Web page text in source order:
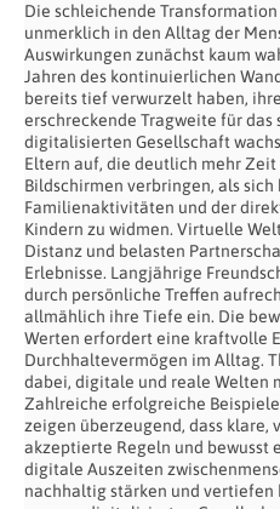
Die schleichende
unmerklich in den Alltag der
Auswirkungen zunächst kaum
Jahren des kontinuierlichen
bereits tief verwurzelt haben,
erschreckende Tragweite für
digitalisierten Gesellschaft
Eltern auf, die deutlich mehr
Bildschirmen verbringen, als
Familienaktivitäten und der
Kindern zu widmen. Virtuelle
Distanz und belasten
Erlebnisse. Langjährige
durch persönliche Treffen
allmählich ihre Tiefe ein. Die
Werten erfordert eine kraftvolle
Durchhaltevermögen im Alltag.
dabei, digitale und reale Welten
Zahlreiche erfolgreiche
zeigen überzeugend, dass klare,
akzeptierte Regeln und bewusst
digitale Auszeiten
nachhaltig stärken und vertiefen